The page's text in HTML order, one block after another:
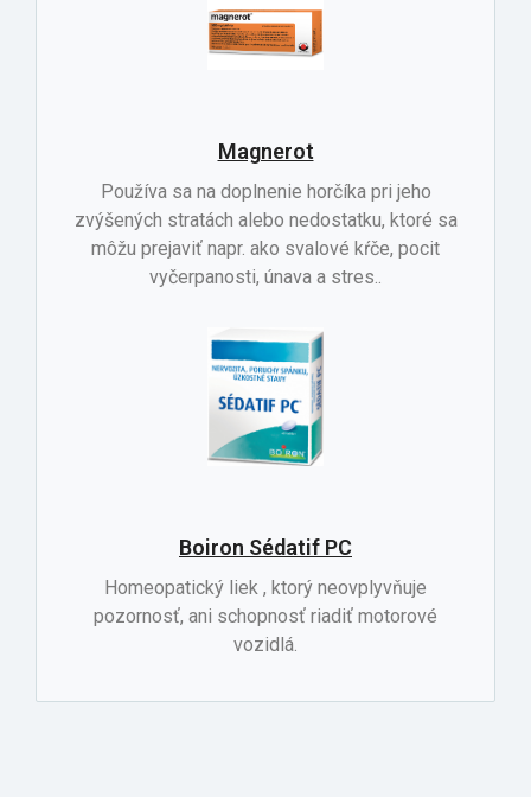
Magnerot
Používa sa na doplnenie horčíka pri jeho
zvýšených stratách alebo nedostatku, ktoré sa
môžu prejaviť napr. ako svalové kŕče, pocit
vyčerpanosti, únava a stres..
Boiron Sédatif PC
Homeopatický liek , ktorý neovplyvňuje
pozornosť, ani schopnosť riadiť motorové
vozidlá.